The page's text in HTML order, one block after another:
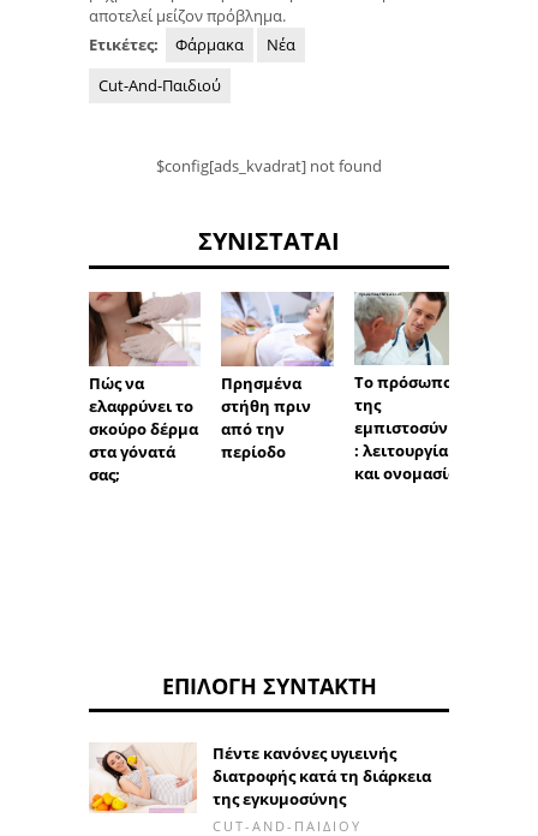
αποτελεί μείζον πρόβλημα.
Ετικέτες:
Φάρμακα
Νέα
Cut-And-Παιδιού
$config[ads_kvadrat] not found
ΣΥΝΙΣΤΆΤΑΙ
Πώς να
ελαφρύνει το
σκούρο δέρμα
στα γόνατά
σας;
Πρησμένα
στήθη πριν
από την
περίοδο
Το πρόσωπο
της
εμπιστοσύνης
: λειτουργία
και ονομασία
ΕΠΙΛΟΓΉ ΣΥΝΤΆΚΤΗ
Πέντε κανόνες υγιεινής
διατροφής κατά τη διάρκεια
της εγκυμοσύνης
CUT-AND-ΠΑΙΔΙΟΎ